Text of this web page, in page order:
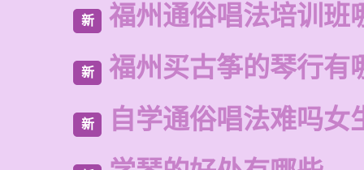
新 福州通俗唱法培训班
新 福州买古筝的琴行有
新 自学通俗唱法难吗女